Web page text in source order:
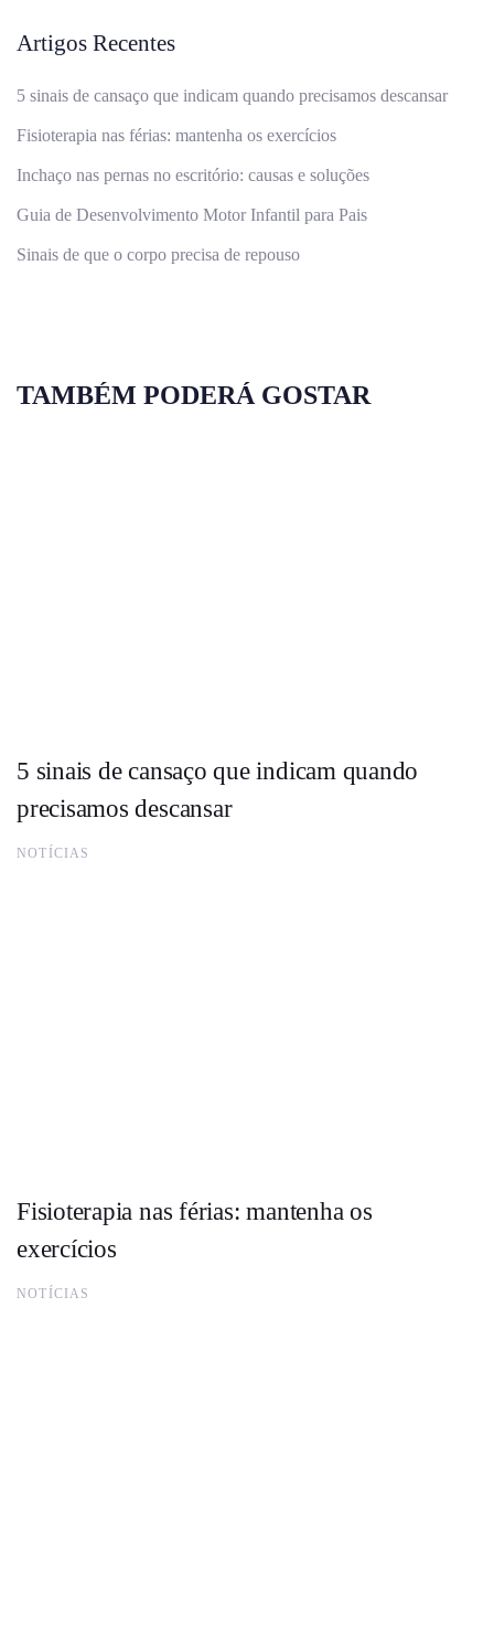
Artigos Recentes
5 sinais de cansaço que indicam quando precisamos descansar
Fisioterapia nas férias: mantenha os exercícios
Inchaço nas pernas no escritório: causas e soluções
Guia de Desenvolvimento Motor Infantil para Pais
Sinais de que o corpo precisa de repouso
TAMBÉM PODERÁ GOSTAR
5 sinais de cansaço que indicam quando
precisamos descansar
NOTÍCIAS
Fisioterapia nas férias: mantenha os
exercícios
NOTÍCIAS